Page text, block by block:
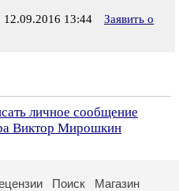
12.09.2016 13:44
Заявить о
личное сообщение
Виктор Мирошкин
Поиск Магазин